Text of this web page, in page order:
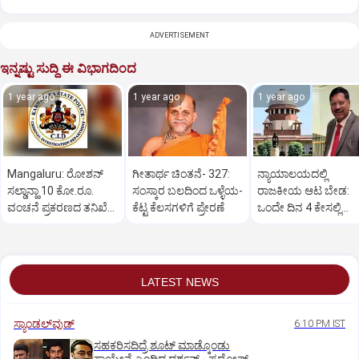
ADVERTISEMENT
ಇನ್ನಷ್ಟು ಸುದ್ದಿ ಈ ವಿಭಾಗದಿಂದ
1 year ago
Mangaluru: ರೋಶನ್‌
ಸಲ್ಡಾನ್ಹಾ 10 ಕೋ.ರೂ.
ವಂಚನೆ ಪ್ರಕರಣದ ತನಿಖೆ
1 year ago
ಗೀತಾರ್ಥ ಚಿಂತನೆ- 327:
ಸಂಸ್ಕಾರ ಬಲದಿಂದ ಒಳ್ಳೆಯ-
ಕೆಟ್ಟ ಕೆಲಸಗಳಿಗೆ ಪ್ರೇರಣೆ
1 year ago
ನ್ಯಾಯಾಲಯದಲ್ಲಿ
ರಾಜಕೀಯ ಆಟ ಬೇಡ:
ಒಂದೇ ದಿನ 4 ಕೇಸಲ್ಲಿ
LATEST NEWS
ಸ್ಯಾಂಡಲ್‌ವುಡ್‌ 6:10 PM IST
ಸಹಕರಿಸದಿದ್ರೆ ಶೂಟ್‌ ಮಾಡ್ಕೊಂಡು